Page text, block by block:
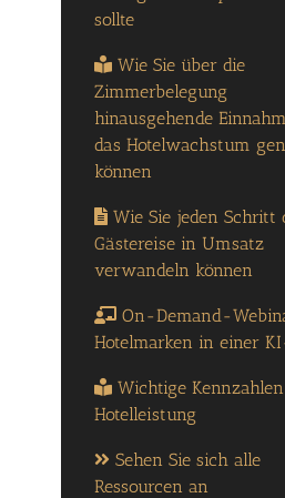
sollte
Wie Sie über die
Zimmerbelegung
hinausgehende
das Hotelwachstum
können
Wie Sie jeden Schritt
Gästereise in Umsatz
verwandeln können
On-Demand-
Hotelmarken in einer
Wichtige
Hotelleistung
Sehen Sie sich alle
Ressourcen an